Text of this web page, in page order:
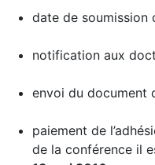
date de soumission
notification aux
envoi du document
paiement de
de la conférence il